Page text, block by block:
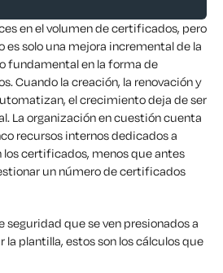
en el volumen de certificados, pero
es solo una mejora incremental de la
fundamental en la forma de
Cuando la creación, la renovación y
el crecimiento deja de ser
La organización en cuestión cuenta
recursos internos dedicados a
los certificados, menos que antes
un número de certificados
seguridad que se ven presionados a
la plantilla, estos son los cálculos que